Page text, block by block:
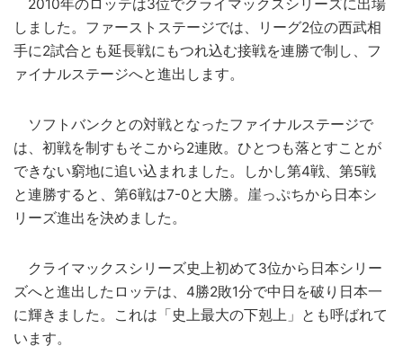
2010年のロッテは3位でクライマックスシリーズに出場
しました。ファーストステージでは、リーグ2位の西武相
手に2試合とも延長戦にもつれ込む接戦を連勝で制し、フ
ァイナルステージへと進出します。
ソフトバンクとの対戦となったファイナルステージで
は、初戦を制すもそこから2連敗。ひとつも落とすことが
できない窮地に追い込まれました。しかし第4戦、第5戦
と連勝すると、第6戦は7-0と大勝。崖っぷちから日本シ
リーズ進出を決めました。
クライマックスシリーズ史上初めて3位から日本シリー
ズへと進出したロッテは、4勝2敗1分で中日を破り日本一
に輝きました。これは「史上最大の下剋上」とも呼ばれて
います。